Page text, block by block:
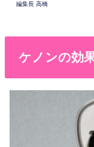
編集長 高橋
ケノンの効